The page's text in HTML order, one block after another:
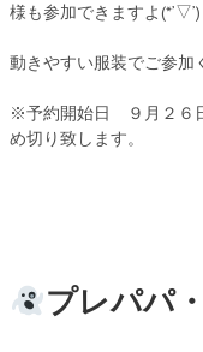
様も参加できますよ(*’▽’)
動きやすい服装でご参加
※予約開始日 ９月２６
め切り致します。
プレパパ